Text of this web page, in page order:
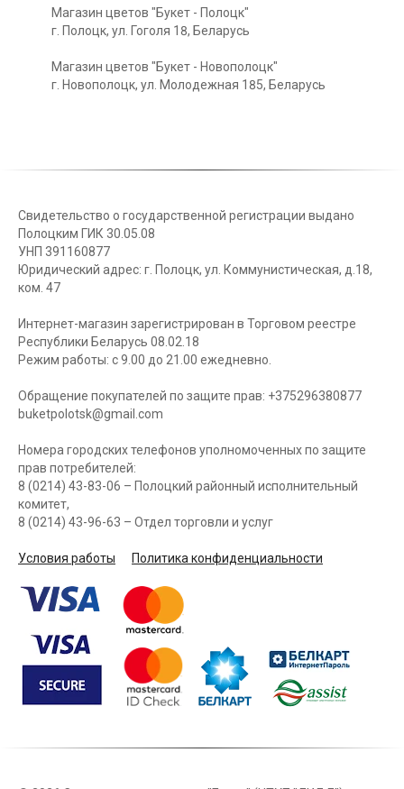
Магазин цветов "Букет - Полоцк"
г. Полоцк, ул. Гоголя 18, Беларусь
Магазин цветов "Букет - Новополоцк"
г. Новополоцк, ул. Молодежная 185, Беларусь
Свидетельство о государственной регистрации выдано
Полоцким ГИК 30.05.08
УНП 391160877
Юридический адрес: г. Полоцк, ул. Коммунистическая, д.18,
ком. 47
Интернет-магазин зарегистрирован в Торговом реестре
Республики Беларусь 08.02.18
Режим работы: с 9.00 до 21.00 ежедневно.
Обращение покупателей по защите прав: +375296380877
buketpolotsk@gmail.com
Номера городских телефонов уполномоченных по защите
прав потребителей:
8 (0214) 43-83-06 – Полоцкий районный исполнительный
комитет,
8 (0214) 43-96-63 – Отдел торговли и услуг
Условия работы Политика конфиденциальности